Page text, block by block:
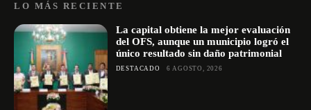
LO MÁS RECIENTE
La capital obtiene la mejor evaluación
del OFS, aunque un municipio logró el
único resultado sin daño patrimonial
DESTACADO 6 AGOSTO, 2026